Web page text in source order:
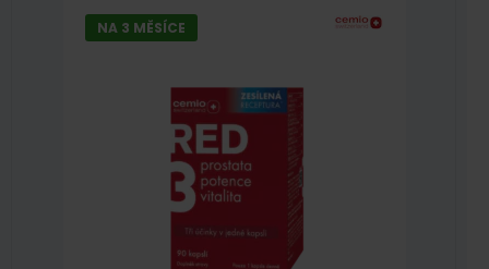
NA 3 MĚSÍCE